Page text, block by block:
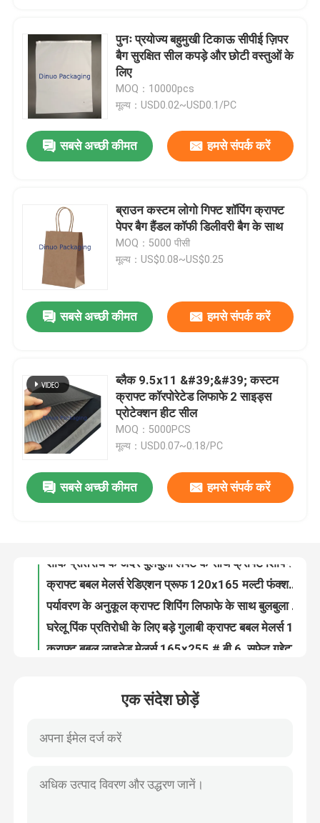
घर
उत्पादों
वीडियो
कारखाना दौरा
गुणवत्ता नियंत्रण
पुनः प्रयोज्य बहुमुखी टिकाऊ सीपीई ज़िपर
बैग सुरक्षित सील कपड़े और छोटी वस्तुओं के
लिए
MOQ：10000pcs
मूल्य：USD0.02~USD0.1/PC
सबसे अच्छी कीमत हमसे संपर्क करें
ब्राउन कस्टम लोगो गिफ्ट शॉपिंग क्राफ्ट
पेपर बैग हैंडल कॉफी डिलीवरी बैग के साथ
MOQ：5000 पीसी
मूल्य：US$0.08~US$0.25
सबसे अच्छी कीमत हमसे संपर्क करें
ब्लैक 9.5x11 &#39;&#39; कस्टम
क्राफ्ट कॉरपोरेटेड लिफाफे 2 साइड्स
प्रोटेक्शन हीट सील
MOQ：5000PCS
मूल्य：USD0.07~0.18/PC
सबसे अच्छी कीमत हमसे संपर्क करें
मजबूत स्व चिपकने वाला क्राफ्ट बबल पैकेज लिफाफा 345x465 मिमी #K लाइटवेट
एक संदेश छोड़ें